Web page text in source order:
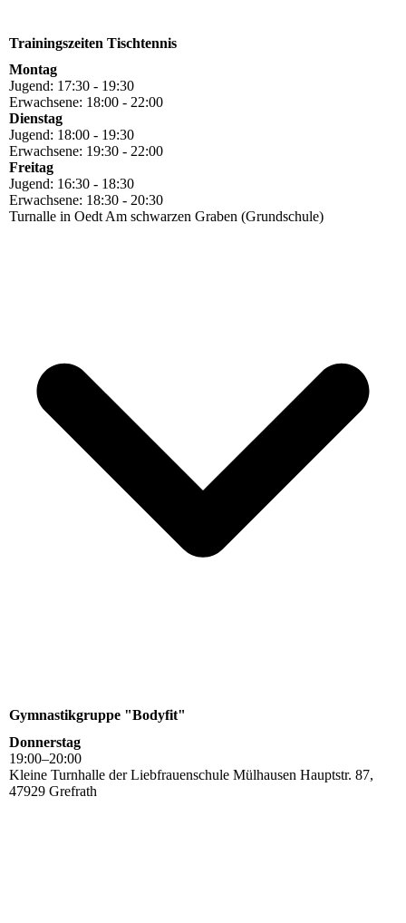
Trainingszeiten Tischtennis
Montag
Jugend: 17:30 - 19:30
Erwachsene: 18:00 - 22:00
Dienstag
Jugend: 18:00 - 19:30
Erwachsene: 19:30 - 22:00
Freitag
Jugend: 16:30 - 18:30
Erwachsene: 18:30 - 20:30
Turnalle in Oedt Am schwarzen Graben (Grundschule)
Gymnastikgruppe "Bodyfit"
Donnerstag
19:00–20:00
Kleine Turnhalle der Liebfrauenschule Mülhausen Hauptstr. 87,
47929 Grefrath